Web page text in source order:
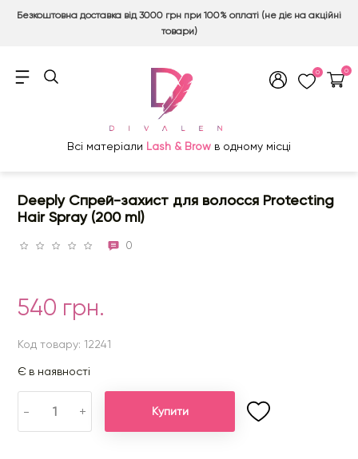
Безкоштовна доставка від 3000 грн при 100% оплаті (не діє на акційні
товари)
0 0
Всі матеріали Lash & Brow в одному місці
Deeply Спрей-захист для волосся Protecting
Hair Spray (200 ml)
0
540 грн.
Код товару: 12241
Є в наявності
- + Купити